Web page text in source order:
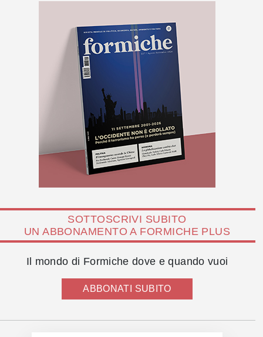
SOTTOSCRIVI SUBITO
UN ABBONAMENTO A FORMICHE PLUS
Il mondo di Formiche dove e quando vuoi
ABBONATI SUBITO